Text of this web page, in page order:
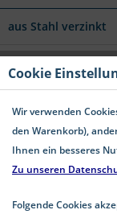
aus Stahl verzinkt
DIN 137 A
Cookie
Wir verwenden
den Warenkorb),
Ihnen ein besseres
Zu unseren
Folgende Cookies